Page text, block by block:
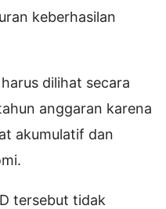
keberhasilan
dilihat secara
anggaran karena
akumulatif dan
tersebut tidak